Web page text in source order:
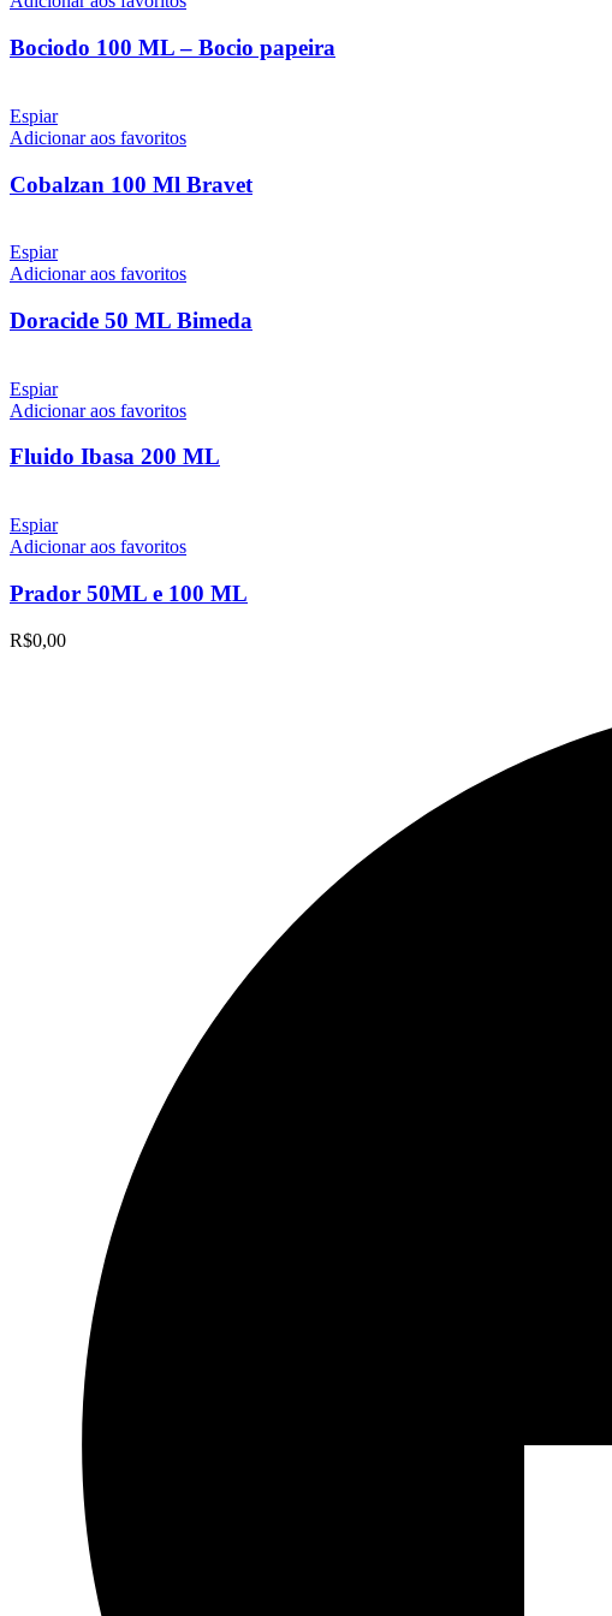
Bociodo 100 ML – Bocio papeira
Espiar
Adicionar aos favoritos
Cobalzan 100 Ml Bravet
Espiar
Adicionar aos favoritos
Doracide 50 ML Bimeda
Espiar
Adicionar aos favoritos
Fluido Ibasa 200 ML
Espiar
Adicionar aos favoritos
Prador 50ML e 100 ML
R$0,00